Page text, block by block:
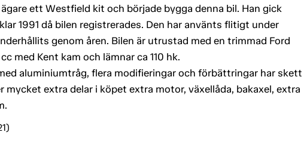
ett Westfield kit och började bygga denna bil. Han gick
1991 då bilen registrerades. Den har använts flitigt under
genom åren. Bilen är utrustad med en trimmad Ford
med Kent kam och lämnar ca 110 hk.
aluminiumtråg, flera modifieringar och förbättringar har skett
mycket extra delar i köpet extra motor, växellåda, bakaxel, extra